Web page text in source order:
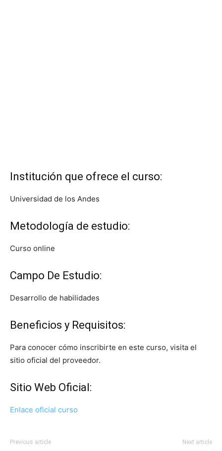
Institución que ofrece el curso:
Universidad de los Andes
Metodología de estudio:
Curso online
Campo De Estudio:
Desarrollo de habilidades
Beneficios y Requisitos:
Para conocer cómo inscribirte en este curso, visita el
sitio oficial del proveedor.
Sitio Web Oficial:
Enlace oficial curso
Previous article Next article